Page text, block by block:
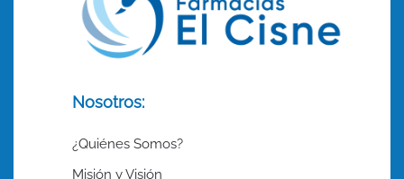
Nosotros:
¿Quiénes Somos?
Misión y Visión